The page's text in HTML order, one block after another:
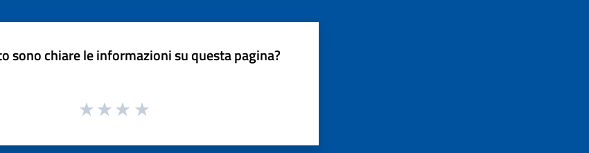
sono chiare le informazioni su questa pagina?